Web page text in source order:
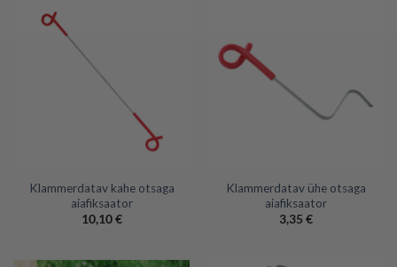
Klammerdatav kahe otsaga
aiafiksaator
10,10€
Klammerdatav ühe otsaga
aiafiksaator
3,35 €